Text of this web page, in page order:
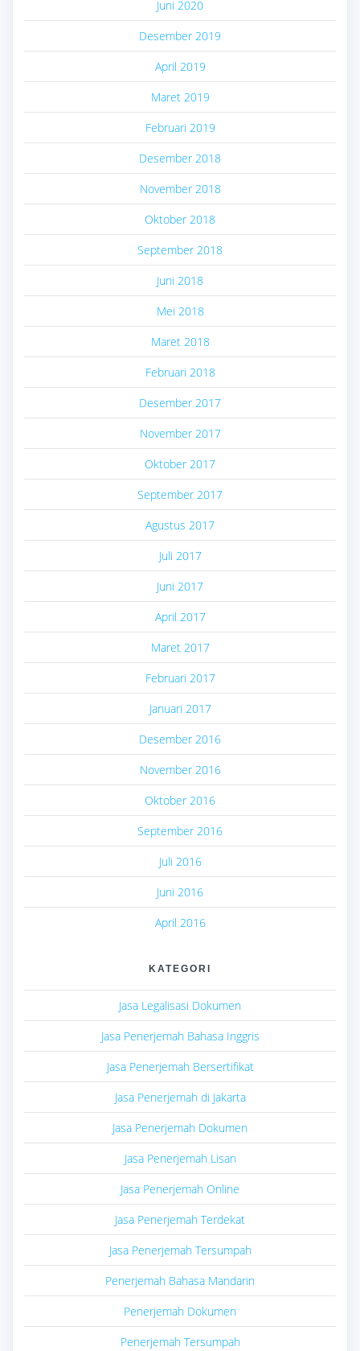
Juni 2020
Desember 2019
April 2019
Maret 2019
Februari 2019
Desember 2018
November 2018
Oktober 2018
September 2018
Juni 2018
Mei 2018
Maret 2018
Februari 2018
Desember 2017
November 2017
Oktober 2017
September 2017
Agustus 2017
Juli 2017
Juni 2017
April 2017
Maret 2017
Februari 2017
Januari 2017
Desember 2016
November 2016
Oktober 2016
September 2016
Juli 2016
Juni 2016
April 2016
KATEGORI
Jasa Legalisasi Dokumen
Jasa Penerjemah Bahasa Inggris
Jasa Penerjemah Bersertifikat
Jasa Penerjemah di Jakarta
Jasa Penerjemah Dokumen
Jasa Penerjemah Lisan
Jasa Penerjemah Online
Jasa Penerjemah Terdekat
Jasa Penerjemah Tersumpah
Penerjemah Bahasa Mandarin
Penerjemah Dokumen
Penerjemah Tersumpah